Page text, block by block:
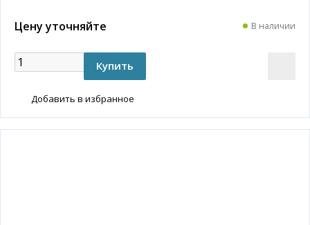
Цену уточняйте В наличии
Добавить в избранное